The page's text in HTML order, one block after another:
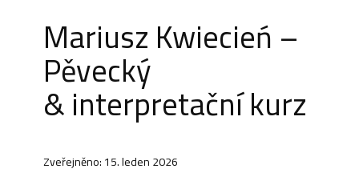
Mariusz Kwiecień –
Pěvecký
& interpretační kurz
Zveřejněno: 15. leden 2026